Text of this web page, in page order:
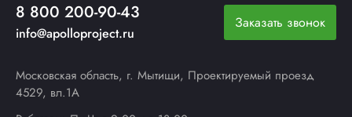
8 800 200-90-43
info@apolloproject.ru
Заказать звонок
Московская область, г. Мытищи, Проектируемый проезд
4529, вл.1А